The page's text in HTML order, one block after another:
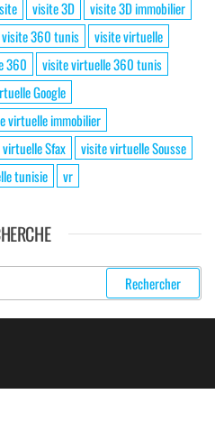
visite 3D
visite 3D immobilier
visite 360 tunis
visite virtuelle
360
visite virtuelle 360 tunis
Google
virtuelle immobilier
Sfax
visite virtuelle Sousse
tunisie vr